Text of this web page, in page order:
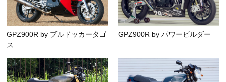
GPZ900R by ブルドッカータゴ
ス
GPZ900R by パワービルダー